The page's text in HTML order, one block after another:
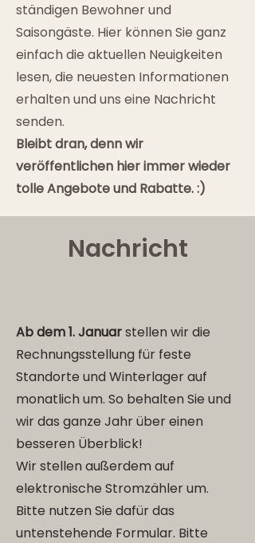
ständigen Bewohner und
Saisongäste. Hier können Sie ganz
einfach die aktuellen Neuigkeiten
lesen, die neuesten Informationen
erhalten und uns eine Nachricht
senden.
Bleibt dran, denn wir
veröffentlichen hier immer wieder
tolle Angebote und Rabatte. :)
Nachricht
Ab dem 1. Januarstellen wir die
Rechnungsstellung für feste
Standorte und Winterlager auf
monatlich um. So behalten Sie und
wir das ganze Jahr über einen
besseren Überblick!
Wir stellen außerdem auf
elektronische Stromzähler um.
Bitte nutzen Sie dafür das
untenstehende Formular. Bitte